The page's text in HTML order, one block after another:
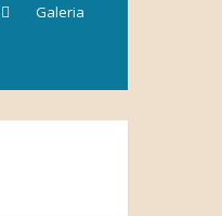
Galeria